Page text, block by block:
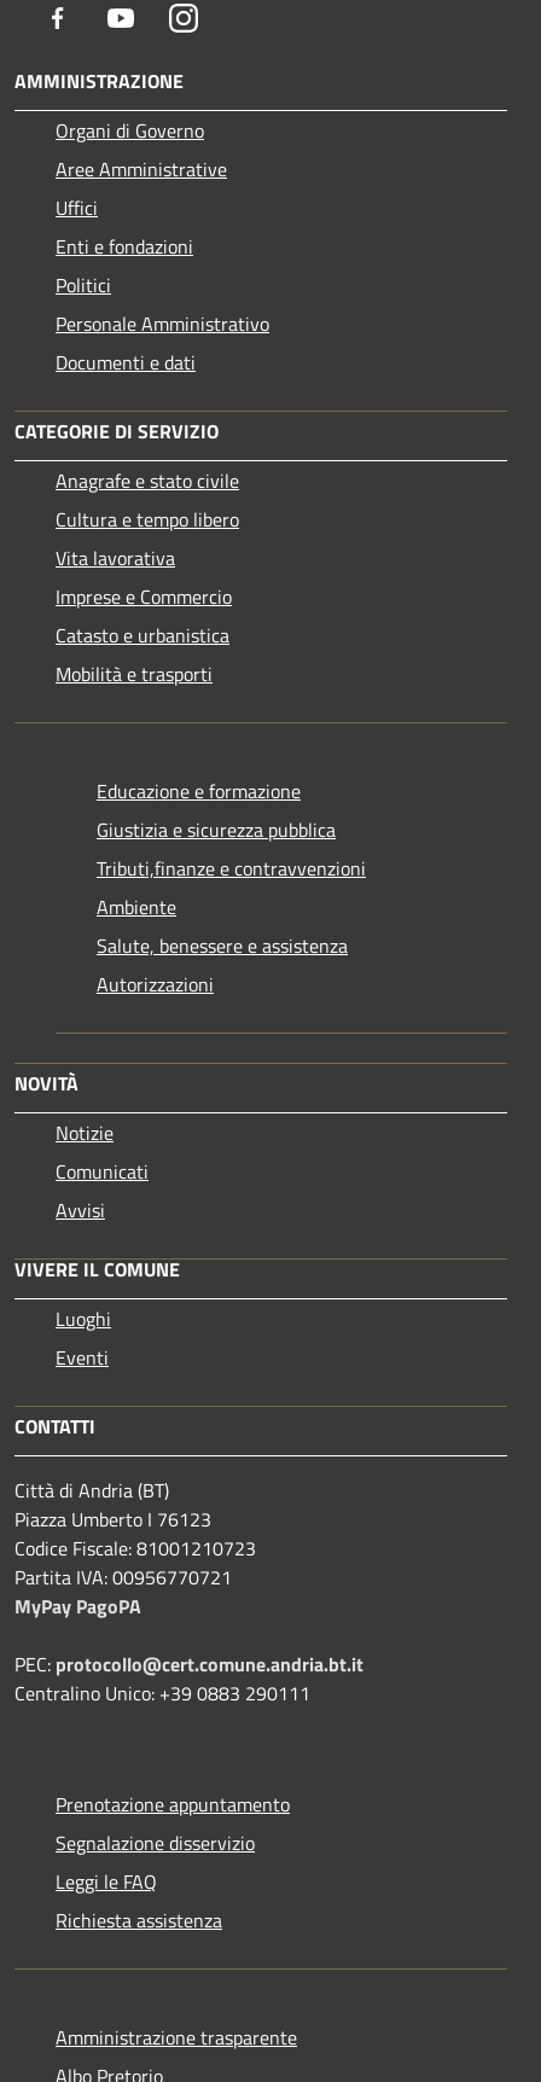
Facebook YoutubeInstagram
AMMINISTRAZIONE
Organi di Governo
Aree Amministrative
Uffici
Enti e fondazioni
Politici
Personale Amministrativo
Documenti e dati
CATEGORIE DI SERVIZIO
Anagrafe e stato civile
Cultura e tempo libero
Vita lavorativa
Imprese e Commercio
Catasto e urbanistica
Mobilità e trasporti
Educazione e formazione
Giustizia e sicurezza pubblica
Tributi,finanze e contravvenzioni
Ambiente
Salute, benessere e assistenza
Autorizzazioni
NOVITÀ
Notizie
Comunicati
Avvisi
VIVERE IL COMUNE
Luoghi
Eventi
CONTATTI
Città di Andria (BT)
Piazza Umberto I 76123
Codice Fiscale: 81001210723
Partita IVA: 00956770721
MyPay PagoPA
PEC: protocollo@cert.comune.andria.bt.it
Centralino Unico: +39 0883 290111
Prenotazione appuntamento
Segnalazione disservizio
Leggi le FAQ
Richiesta assistenza
Amministrazione trasparente
Albo Pretorio